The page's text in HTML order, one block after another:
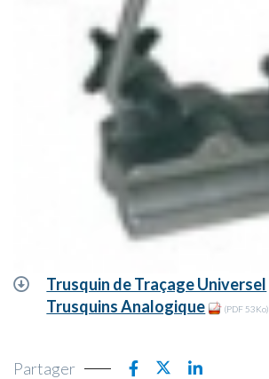
Trusquin de Traçage Universel
Trusquins Analogique
(PDF 53Ko)
Partager